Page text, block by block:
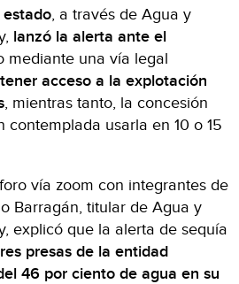
estado, a través de Agua y
lanzó la alerta ante el
mediante una vía legal
acceso a la explotación
, mientras tanto, la concesión
contemplada usarla en 10 o 15
vía zoom con integrantes de
Barragán, titular de Agua y
explicó que la alerta de sequía
presas de la entidad
46 por ciento de agua en su